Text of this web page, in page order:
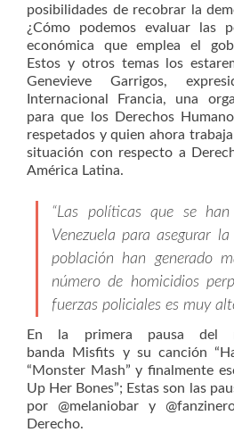
posibilidades de recobrar la
¿Cómo podemos evaluar las
económica que emplea el
Estos y otros temas los
Genevieve Garrigos,
Internacional Francia, una
para que los Derechos
respetados y quien ahora
situación con respecto a
América Latina.
“Las políticas que se
Venezuela para asegurar
población han generado
número de homicidios
fuerzas policiales es muy
En la primera pausa del
banda Misfits y su canción
“Monster Mash” y finalmente
Up Her Bones”; Estas son las
por @melaniobar y
Derecho.